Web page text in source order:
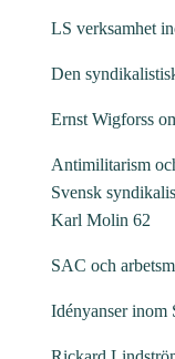
LS verksamhet
Den
Ernst Wigforss
Antimilitarism
Svensk
Karl Molin 62
SAC och
Idényanser